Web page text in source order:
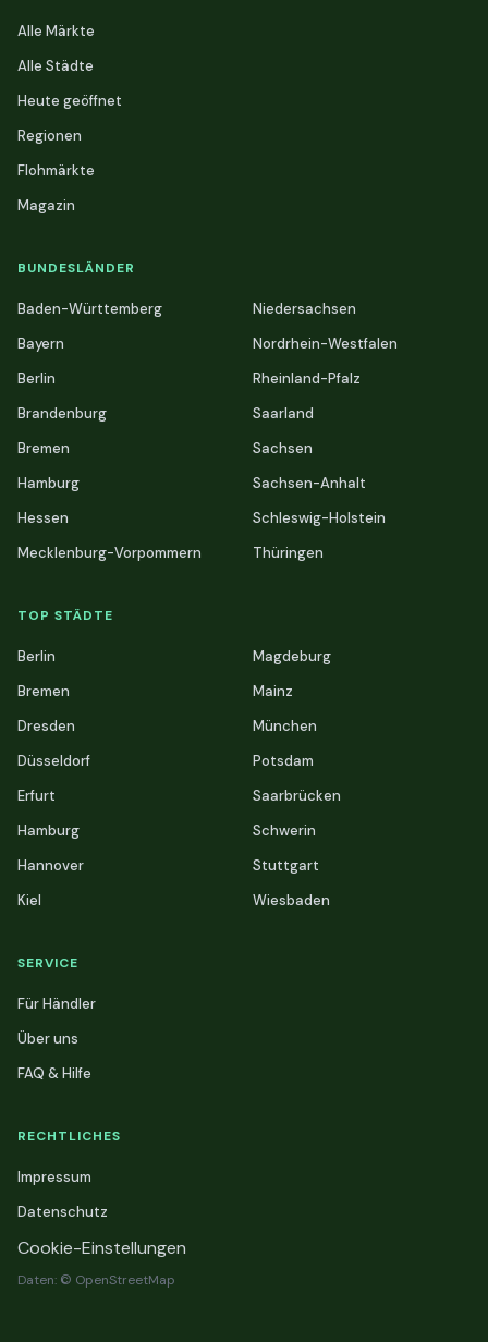
Alle Märkte
Alle Städte
Heute geöffnet
Regionen
Flohmärkte
Magazin
BUNDESLÄNDER
Baden-Württemberg
Bayern
Berlin
Brandenburg
Bremen
Hamburg
Hessen
Mecklenburg-Vorpommern
Niedersachsen
Nordrhein-Westfalen
Rheinland-Pfalz
Saarland
Sachsen
Sachsen-Anhalt
Schleswig-Holstein
Thüringen
TOP STÄDTE
Berlin
Bremen
Dresden
Düsseldorf
Erfurt
Hamburg
Hannover
Kiel
Magdeburg
Mainz
München
Potsdam
Saarbrücken
Schwerin
Stuttgart
Wiesbaden
SERVICE
Für Händler
Über uns
FAQ & Hilfe
RECHTLICHES
Impressum
Datenschutz
Cookie-Einstellungen
Daten: © OpenStreetMap